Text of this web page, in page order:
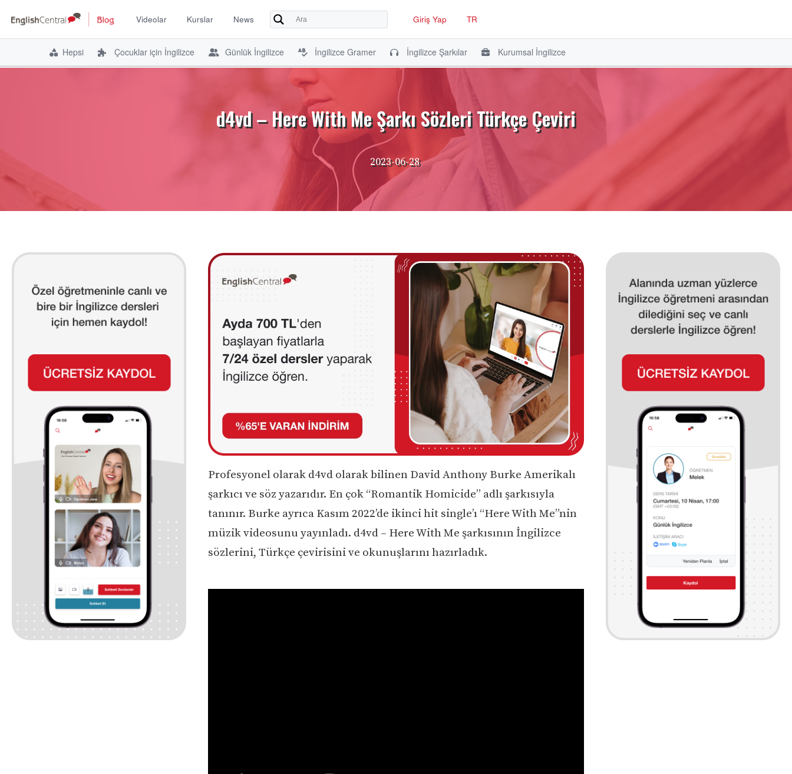
Videolar Kurslar News Giriş Yap TR
Hepsi Çocuklar için İngilizce Günlük İngilizce İngilizce Gramer İngilizce Şarkılar Kurumsal İngilizce
d4vd – Here With Me Şarkı Sözleri Türkçe Çeviri
2023-06-28
Profesyonel olarak d4vd olarak bilinen David Anthony Burke Amerikalı
şarkıcı ve söz yazarıdır. En çok “Romantik Homicide” adlı şarkısıyla
tanınır. Burke ayrıca Kasım 2022’de ikinci hit single’ı “Here With Me”nin
müzik videosunu yayınladı. d4vd – Here With Me şarkısının İngilizce
sözlerini, Türkçe çevirisini ve okunuşlarını hazırladık.